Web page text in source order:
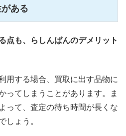
ある
点も、らしんばんのデメリット
用する場合、買取に出す品物に
ってしまうことがあります。ま
って、査定の待ち時間が長くな
しょう。